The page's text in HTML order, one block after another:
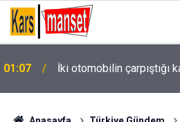
01:07 İki otomobilin çarpıştığı
01:05 SORFEST coşkusu ikinci